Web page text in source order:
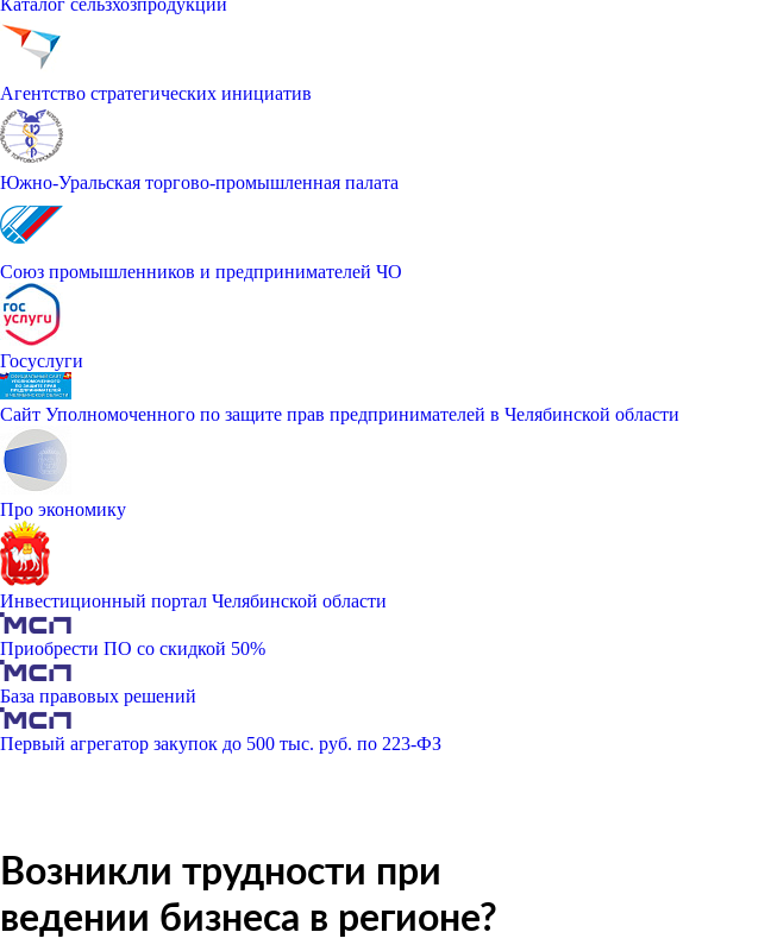
Агентство стратегических инициатив
Южно-Уральская торгово-промышленная палата
Союз промышленников и предпринимателей ЧО
Госуслуги
Сайт Уполномоченного по защите прав предпринимателей в Челябинской области
Про экономику
Инвестиционный портал Челябинской области
Приобрести ПО со скидкой 50%
База правовых решений
Первый агрегатор закупок до 500 тыс. руб. по 223-ФЗ
Возникли трудности при
ведении бизнеса в регионе?